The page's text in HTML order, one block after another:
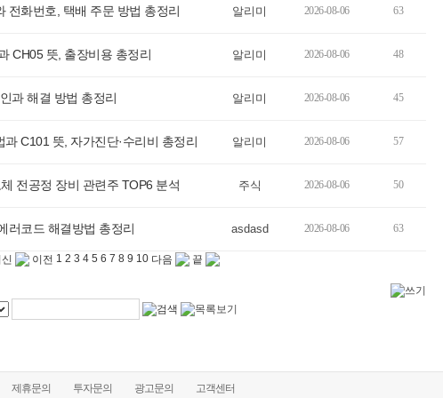
전화번호, 택배 주문 방법 총정리 알리미 2026-08-06 63
CH05 뜻, 출장비용 총정리 알리미 2026-08-06 48
과 해결 방법 총정리 알리미 2026-08-06 45
C101 뜻, 자가진단·수리비 총정리 알리미 2026-08-06 57
전공정 장비 관련주 TOP6 분석 주식 2026-08-06 50
러코드 해결방법 총정리 asdasd 2026-08-06 63
이전 1 2 3 4 5 6 7 8 9 10 다음 끝
제휴문의 투자문의 광고문의 고객센터